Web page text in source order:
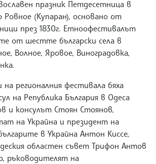
празник Петдесетница в
Ровное (Купаран), основано от
през 1830г. Етноофестивалът
от шестте български села в
Волное, Яровое, Виноградовка,
регионалния фестивала бяха
на Република България в Одеса
и консулът Стоян Стоянов,
на Украйна и президент на
в Украйна Антон Киссе,
областен съвет Трифон Антов
ръководителят на